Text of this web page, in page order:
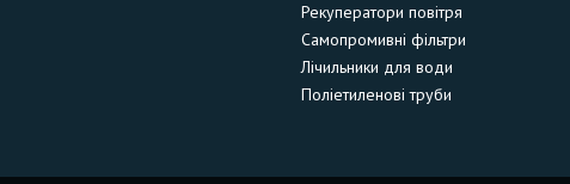
Рекуператори повітря
Самопромивні фільтри
Лічильники для води
Поліетиленові труби